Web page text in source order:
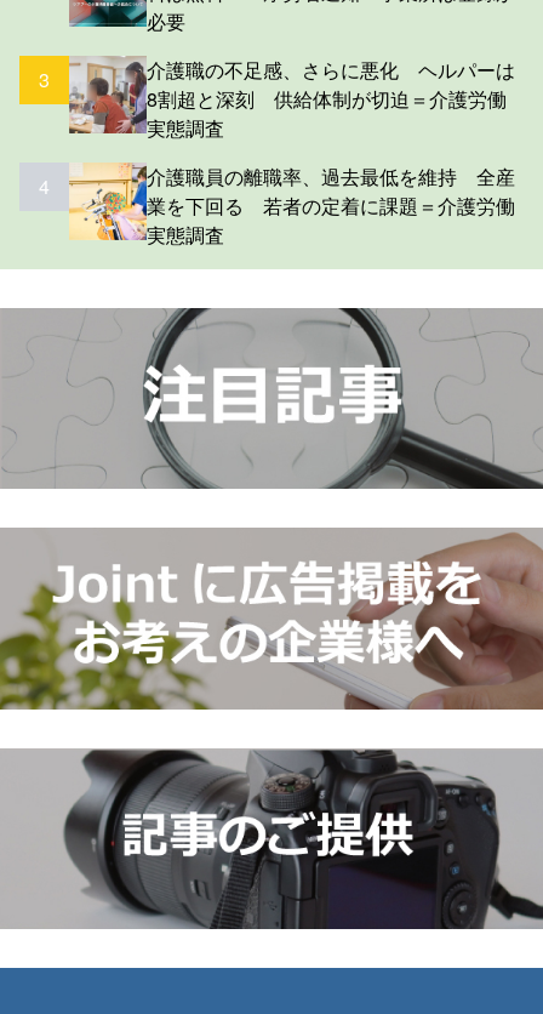
必要
3
介護職の不足感、さらに悪化 ヘルパーは
8割超と深刻 供給体制が切迫＝介護労働
実態調査
4
介護職員の離職率、過去最低を維持 全産
業を下回る 若者の定着に課題＝介護労働
実態調査